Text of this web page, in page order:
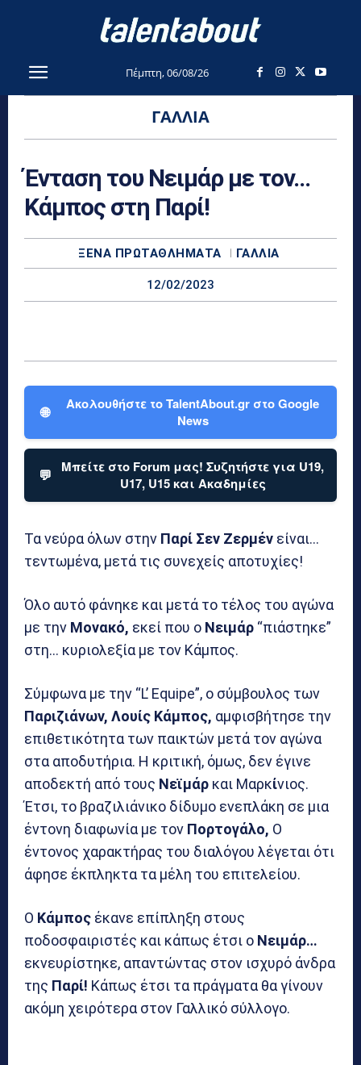
Πέμπτη, 06/08/26
ΓΑΛΛΊΑ
Ένταση του Νειμάρ με τον…
Κάμπος στη Παρί!
ΞΈΝΑ ΠΡΩΤΑΘΛΉΜΑΤΑ ΓΑΛΛΊΑ
12/02/2023
🌐
Ακολουθήστε το TalentAbout.gr στο Google
News
💬
Μπείτε στο Forum μας! Συζητήστε για U19,
U17, U15 και Ακαδημίες
Τα νεύρα όλων στην Παρί Σεν Ζερμέν είναι…
τεντωμένα, μετά τις συνεχείς αποτυχίες!
Όλο αυτό φάνηκε και μετά το τέλος του αγώνα
με την Μονακό, εκεί που ο Νειμάρ “πιάστηκε”
στη… κυριολεξία με τον Κάμπος.
Σύμφωνα με την “L’ Equipe”, ο σύμβουλος των
Παριζιάνων, Λουίς Κάμπος, αμφισβήτησε την
επιθετικότητα των παικτών μετά τον αγώνα
στα αποδυτήρια. Η κριτική, όμως, δεν έγινε
αποδεκτή από τους Νεϊμάρ και Μαρκίνιος.
Έτσι, το βραζιλιάνικο δίδυμο ενεπλάκη σε μια
έντονη διαφωνία με τον Πορτογάλο, Ο
έντονος χαρακτήρας του διαλόγου λέγεται ότι
άφησε έκπληκτα τα μέλη του επιτελείου.
Ο Κάμπος έκανε επίπληξη στους
ποδοσφαιριστές και κάπως έτσι ο Νειμάρ…
εκνευρίστηκε, απαντώντας στον ισχυρό άνδρα
της Παρί! Κάπως έτσι τα πράγματα θα γίνουν
ακόμη χειρότερα στον Γαλλικό σύλλογο.